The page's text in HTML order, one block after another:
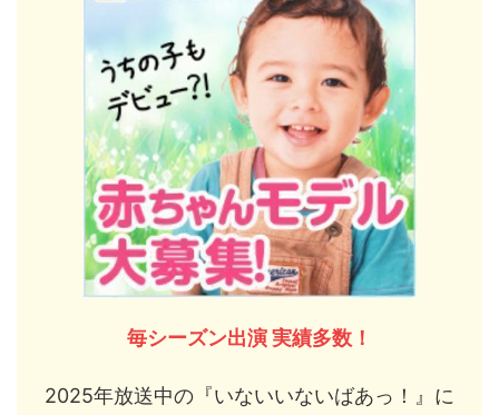
毎シーズン出演 実績多数！
2025年放送中の『いないいないばあっ！』に